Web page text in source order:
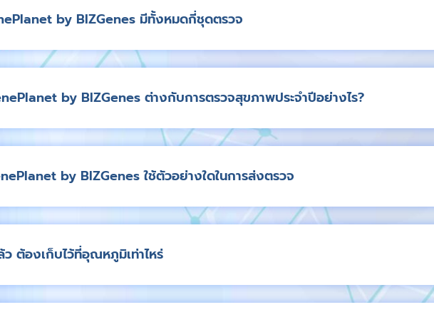
by BIZGenes มีทั้งหมดกี่ชุดตรวจ
by BIZGenes ต่างกับการตรวจสุขภาพประจำปีอย่างไร?
by BIZGenes ใช้ตัวอย่างใดในการส่งตรวจ
ต้องเก็บไว้ที่อุณหภูมิเท่าไหร่